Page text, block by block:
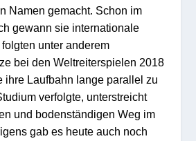
Namen gemacht. Schon im
gewann sie internationale
unter anderem
bei den Weltreiterspielen 2018
ihre Laufbahn lange parallel zu
verfolgte, unterstreicht
und bodenständigen Weg im
gab es heute auch noch